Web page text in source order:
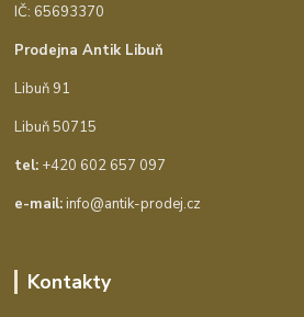
IČ: 65693370
Prodejna Antik Libuň
Libuň 91
Libuň 50715
tel: +420 602 657 097
e-mail:info@antik-prodej.cz
Kontakty